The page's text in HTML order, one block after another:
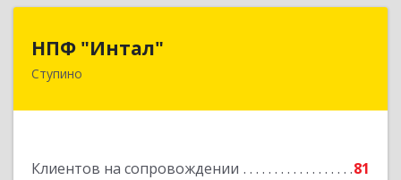
НПФ "Интал"
Ступино
Клиентов на сопровождении
81
142800, Московская обл, Ступинский р-н,